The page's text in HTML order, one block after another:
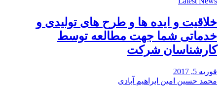
خلاقیت و ایده ها و طرح های تولیدی و
خدماتی شما جهت مطالعه توسط
کارشناسان شرکت
فوریه 5, 2017
محمد حسین امین ابراهیم آبادی